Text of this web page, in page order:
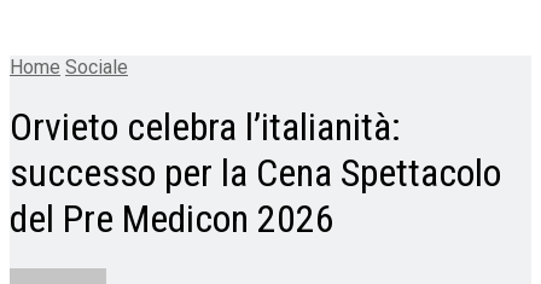
Home Sociale
Orvieto celebra l’italianità:
successo per la Cena Spettacolo
del Pre Medicon 2026